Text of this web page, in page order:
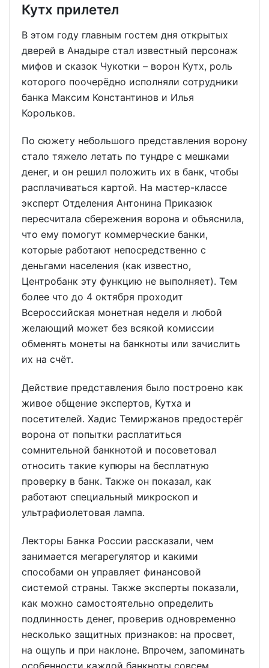
Кутх прилетел
В этом году главным гостем дня открытых
дверей в Анадыре стал известный персонаж
мифов и сказок Чукотки – ворон Кутх, роль
которого поочерёдно исполняли сотрудники
банка Максим Константинов и Илья
Корольков.
По сюжету небольшого представления ворону
стало тяжело летать по тундре с мешками
денег, и он решил положить их в банк, чтобы
расплачиваться картой. На мастер-классе
эксперт Отделения Антонина Приказюк
пересчитала сбережения ворона и объяснила,
что ему помогут коммерческие банки,
которые работают непосредственно с
деньгами населения (как известно,
Центробанк эту функцию не выполняет). Тем
более что до 4 октября проходит
Всероссийская монетная неделя и любой
желающий может без всякой комиссии
обменять монеты на банкноты или зачислить
их на счёт.
Действие представления было построено как
живое общение экспертов, Кутха и
посетителей. Хадис Темиржанов предостерёг
ворона от попытки расплатиться
сомнительной банкнотой и посоветовал
относить такие купюры на бесплатную
проверку в банк. Также он показал, как
работают специальный микроскоп и
ультрафиолетовая лампа.
Лекторы Банка России рассказали, чем
занимается мегарегулятор и какими
способами он управляет финансовой
системой страны. Также эксперты показали,
как можно самостоятельно определить
подлинность денег, проверив одновременно
несколько защитных признаков: на просвет,
на ощупь и при наклоне. Впрочем, запоминать
особенности каждой банкноты совсем